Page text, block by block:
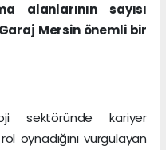
alanlarının sayısı
Mersin önemli bir
sektöründe kariyer
oynadığını vurgulayan